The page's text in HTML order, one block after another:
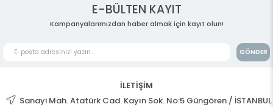
E-BÜLTEN KAYIT
Kampanyalarımızdan haber almak için kayıt olun!
GÖNDER
İLETİŞİM
Sanayi Mah. Atatürk Cad. Kayın Sok. No:5 Güngören / İSTANBUL